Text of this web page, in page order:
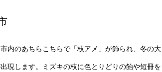
内のあちらこちらで「枝アメ」が飾られ、冬の大
現します。ミズキの枝に色とりどりの飴や短冊を